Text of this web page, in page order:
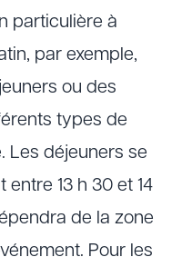
particulière à
par exemple,
ou des
types de
Les déjeuners se
13 h 30 et 14
de la zone
Pour les